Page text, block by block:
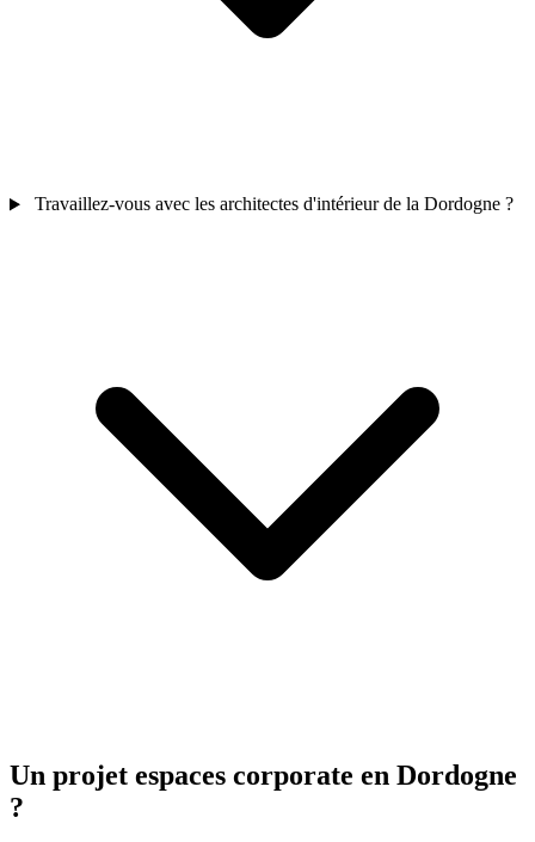
Travaillez-vous avec les architectes d'intérieur de la Dordogne ?
Un projet espaces corporate en Dordogne
?